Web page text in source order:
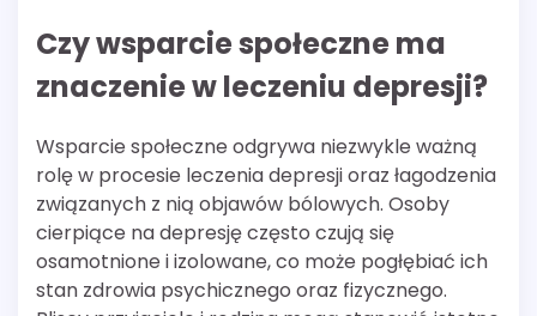
Czy wsparcie społeczne ma
znaczenie w leczeniu depresji?
Wsparcie społeczne odgrywa niezwykle ważną
rolę w procesie leczenia depresji oraz łagodzenia
związanych z nią objawów bólowych. Osoby
cierpiące na depresję często czują się
osamotnione i izolowane, co może pogłębiać ich
stan zdrowia psychicznego oraz fizycznego.